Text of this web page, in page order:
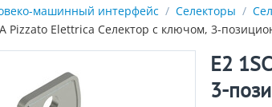
машинный интерфейс / Селекторы /
Pizzato Elettrica Селектор с ключом, 3-
E2
3-